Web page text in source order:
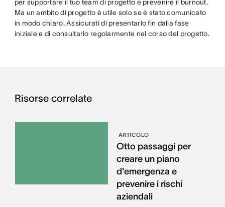
per supportare il tuo team di progetto e prevenire il burnout.
Ma un ambito di progetto è utile solo se è stato comunicato
in modo chiaro. Assicurati di presentarlo fin dalla fase
iniziale e di consultarlo regolarmente nel corso del progetto.
Risorse correlate
ARTICOLO
Otto passaggi per
creare un piano
d'emergenza e
prevenire i rischi
aziendali